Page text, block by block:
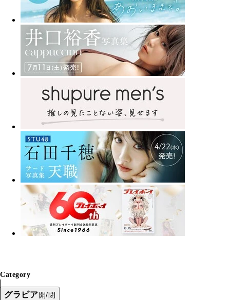
Category
グラビア開/閉